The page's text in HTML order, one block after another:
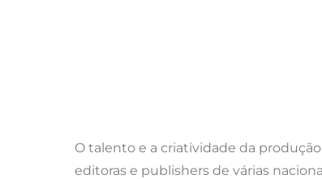
O talento e a criatividade da
editoras e publishers de várias